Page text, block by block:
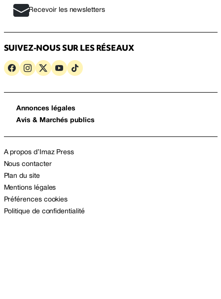
Recevoir les newsletters
SUIVEZ-NOUS SUR LES RÉSEAUX
Annonces légales
Avis & Marchés publics
A propos d’Imaz Press
Nous contacter
Plan du site
Mentions légales
Préférences cookies
Politique de confidentialité